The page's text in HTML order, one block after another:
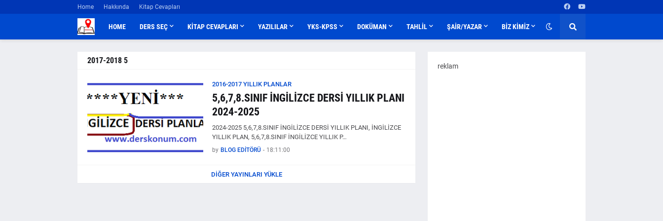
Home Hakkında Kitap Cevapları
HOME DERS SEÇ KİTAP CEVAPLARI YAZILILAR YKS-KPSS DOKÜMAN TAHLİL ŞAİR/YAZAR BİZ KİMİZ
2017-2018 5
2016-2017 YILLIK PLANLAR
5,6,7,8.SINIF İNGİLİZCE DERSİ YILLIK PLANI
2024-2025
2024-2025 5,6,7,8.SINIF İNGİLİZCE DERSİ YILLIK PLANI, İNGİLİZCE
YILLIK PLAN, 5,6,7,8.SINIF İNGİLİZCE YILLIK P…
by BLOG EDİTÖRÜ - 18:11:00
DIĞER YAYINLARI YÜKLE
reklam